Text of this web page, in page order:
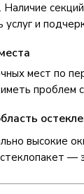
Наличие
и
мест по
проблем
высокие
—